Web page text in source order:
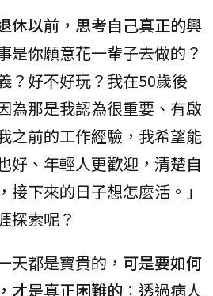
休以前，思考自己真正的興
是你願意花一輩子去做的？
？好不好玩？我在50歲後
為那是我認為很重要、有啟
之前的工作經驗，我希望能
好、年輕人更歡迎，清楚自
接下來的日子想怎麼活。」
探索呢？
天都是寶貴的， 可是要如何
才是真正困難的 ；透過病人